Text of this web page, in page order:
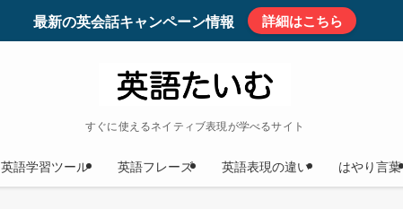
最新の英会話キャンペーン情報 詳細はこちら
すぐに使えるネイティブ表現が学べるサイト
英語学習ツール 英語フレーズ 英語表現の違い はやり言葉